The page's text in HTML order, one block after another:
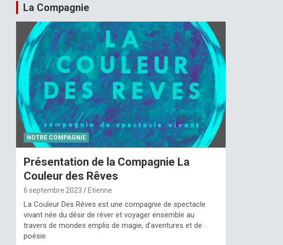
La Compagnie
NOTRE COMPAGNIE
Présentation de la Compagnie La
Couleur des Rêves
6 septembre 2023 Etienne
La Couleur Des Rêves est une compagnie de spectacle
vivant née du désir de rêver et voyager ensemble au
travers de mondes emplis de magie, d’aventures et de
poésie.